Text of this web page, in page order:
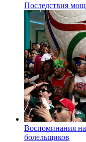
Последствия
Воспоминания
болельщиков